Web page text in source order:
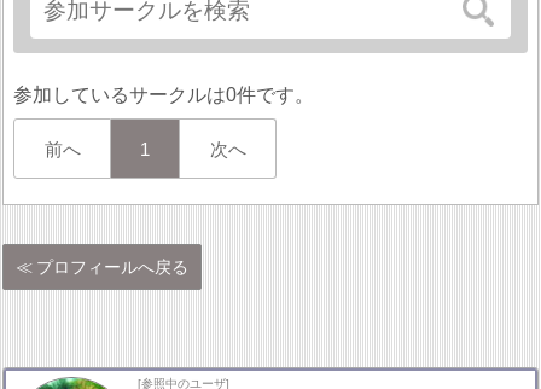
参加しているサークルは0件です。
前へ 1 次へ
プロフィールへ戻る
[参照中のユーザ]